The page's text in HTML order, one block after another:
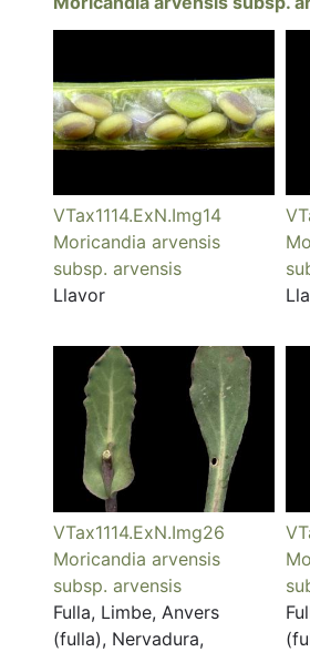
VTax1114.ExN.Img14
Moricandia arvensis
subsp. arvensis
Llavor
VTax1114.ExN.Img26
Moricandia arvensis
subsp. arvensis
Fulla, Limbe, Anvers
(fulla), Nervadura,